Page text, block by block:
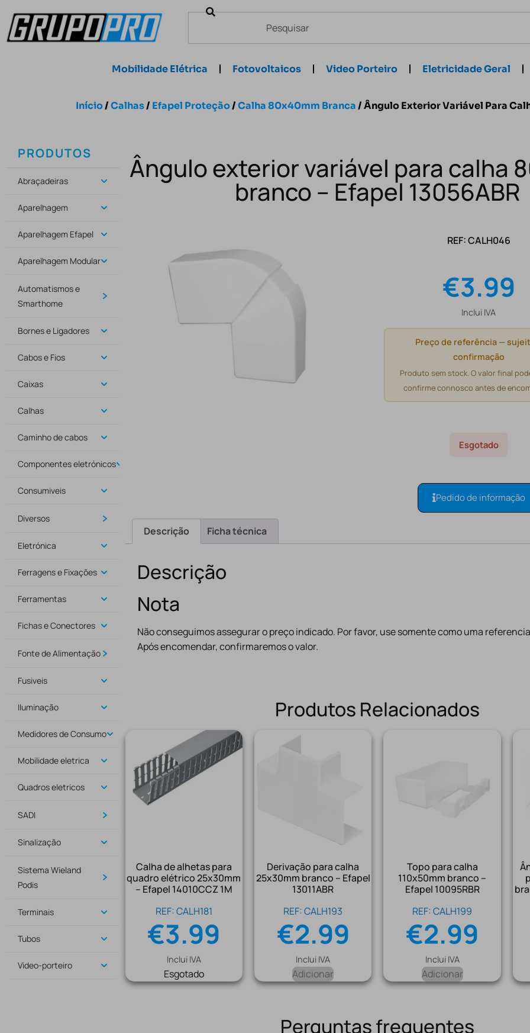
Mobilidade Elétrica Fotovoltaicos Video Porteiro Eletricidade Geral
Início/Calhas/ Efapel Proteção/Calha 80x40mm Branca/ Ângulo Exterior Variável Para
PRODUTOS
Abraçadeiras
Aparelhagem
Aparelhagem Efapel
Aparelhagem Modular
Automatismos e
Smarthome
Bornes e Ligadores
Cabos e Fios
Caixas
Calhas
Caminho de cabos
Componentes eletrónicos
Consumiveis
Diversos
Eletrónica
Ferragens e Fixações
Ferramentas
Fichas e Conectores
Fonte de Alimentação
Fusiveis
Iluminação
Medidores de Consumo
Mobilidade eletrica
Quadros eletricos
SADI
Sinalização
Sistema Wieland
Podis
Terminais
Tubos
Video-porteiro
Ângulo exterior variável para calha
branco – Efapel 13056ABR
REF: CALH046
€3.99
Inclui IVA
Preço de referência —
confirmação
Produto sem stock. O valor final
confirme connosco antes de
Esgotado
Pedido de informação
Descrição Ficha técnica
Descrição
Nota
Não conseguimos assegurar o preço indicado. Por favor, use somente como uma
Após encomendar, confirmaremos o valor.
Produtos Relacionados
Calha de alhetas para
quadro elétrico 25x30mm
– Efapel 14010CCZ 1M
REF: CALH181
€3.99
Inclui IVA
Esgotado
Derivação para calha
25x30mm branco – Efapel
13011ABR
REF: CALH193
€2.99
Inclui IVA
Adicionar
Topo para calha
110x50mm branco –
Efapel 10095RBR
REF: CALH199
€2.99
Inclui IVA
Adicionar
Perguntas frequentes